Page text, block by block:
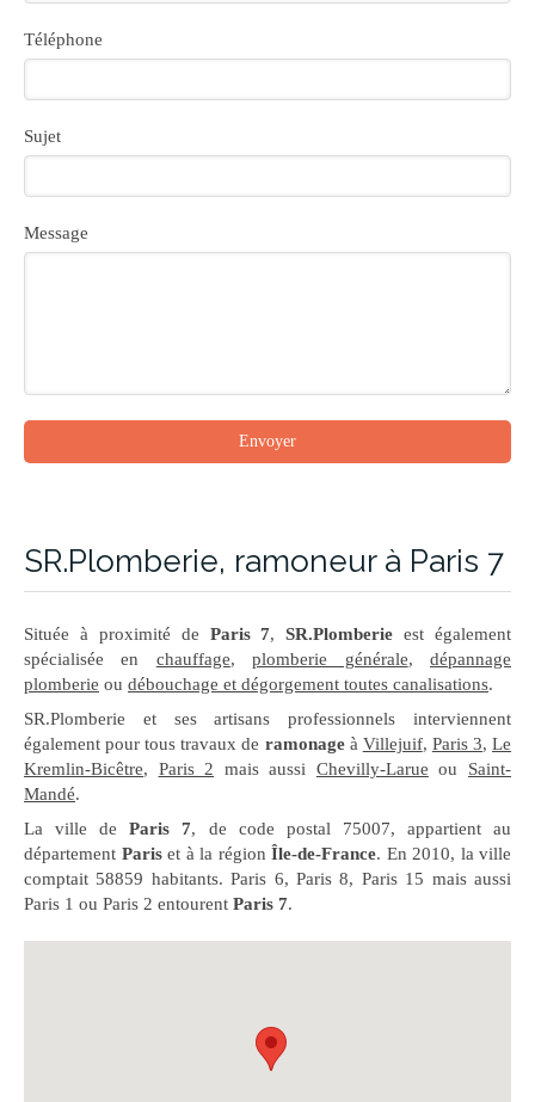
Téléphone
Sujet
Message
Envoyer
SR.Plomberie, ramoneur à Paris 7
Située à proximité de Paris 7,SR.Plomberie est également
spécialisée en chauffage,plomberie générale,dépannage
plomberie ou débouchage et dégorgement toutes canalisations.
SR.Plomberie et ses artisans professionnels interviennent
également pour tous travaux de ramonageà Villejuif, Paris 3,Le
Kremlin-Bicêtre, Paris 2 mais aussi Chevilly-Larue ou Saint-
Mandé.
La ville deParis 7, de code postal 75007, appartient au
département Pariset à la région Île-de-France. En 2010, la ville
comptait 58859 habitants. Paris 6, Paris 8, Paris 15 mais aussi
Paris 1 ou Paris 2 entourent Paris 7.